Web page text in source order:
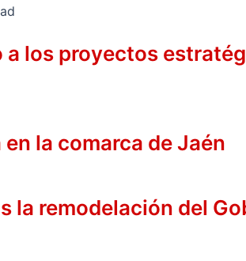
los proyectos
la comarca de Jaén
la remodelación del